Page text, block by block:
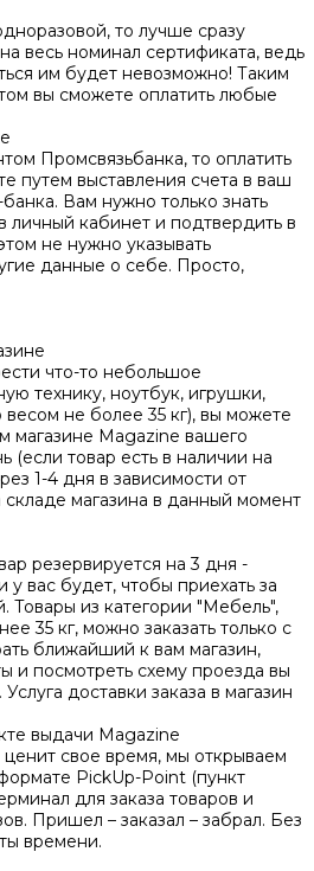
то лучше сразу
весь номинал сертификата, ведь
им будет невозможно! Таким
вы сможете оплатить любые
Промсвязьбанка, то оплатить
путем выставления счета в ваш
Вам нужно только знать
личный кабинет и подтвердить в
не нужно указывать
данные о себе. Просто,
что-то небольшое
технику, ноутбук, игрушки,
не более 35 кг), вы можете
магазине Magazine вашего
(если товар есть в наличии на
1-4 дня в зависимости от
складе магазина в данный момент
резервируется на 3 дня -
вас будет, чтобы приехать за
Товары из категории "Мебель",
35 кг, можно заказать только с
ближайший к вам магазин,
и посмотреть схему проезда вы
доставки заказа в магазин
выдачи Magazine
ценит свое время, мы открываем
PickUp-Point (пункт
для заказа товаров и
Пришел – заказал – забрал. Без
времени.